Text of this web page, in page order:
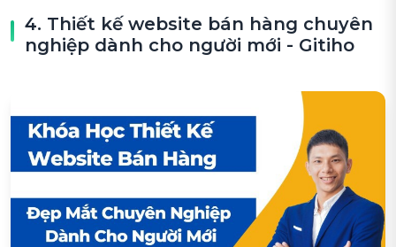
4. Thiết kế website bán hàng chuyên
nghiệp dành cho người mới - Gitiho